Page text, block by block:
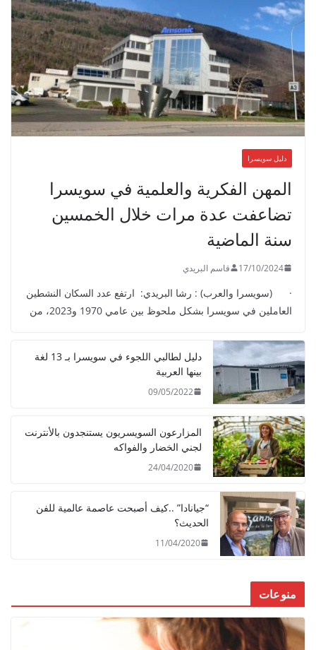
دليل سويسرا
المهن الفكرية والعلمية في سويسرا
تضاعفت عدة مرات خلال الخمسين
سنة الماضية
17/10/2024 قاسم البريدي
· (سويسرا والعرب) : رشا البريدي: ارتفع عدد السكان النشطين
العاملين في سويسرا بشكل ملحوظ بين عامي 1970 و2023، من
دليل لطالبي اللجوء في سويسرا بـ 13 لغة
بينها العربية
09/05/2022
المزارعون السويسريون يستنجدون بالأنترنت
لجني الخضار والفواكه
24/04/2020
“جيانادا” ..كيف أصبحت عاصمة عالمية للفن
الحديث؟
11/04/2020
منوعات